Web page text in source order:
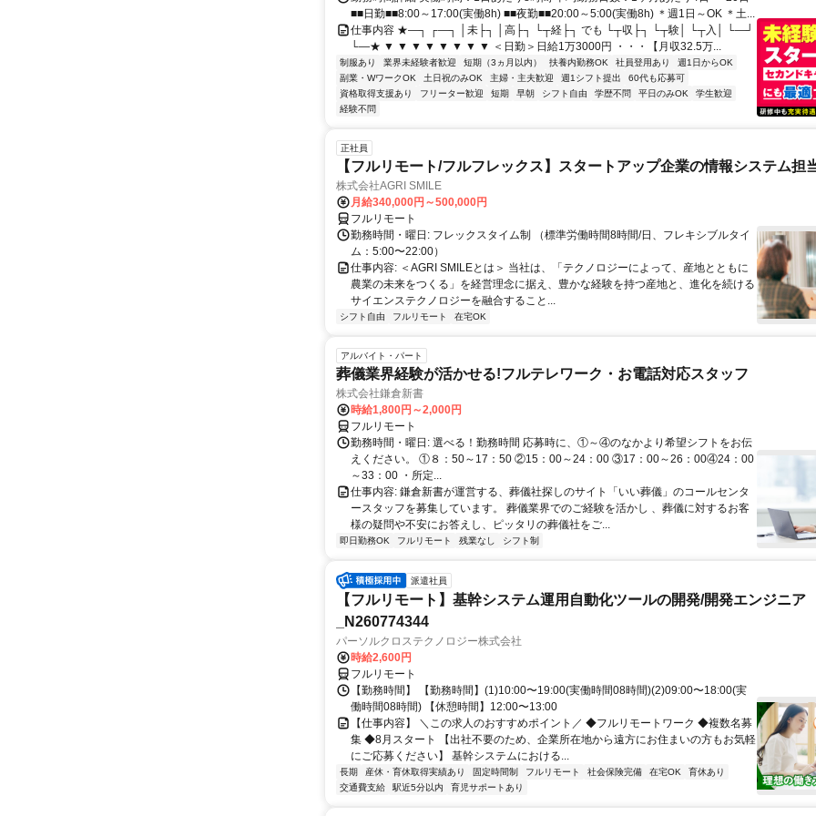
■■日勤■■8:00～17:00(実働8h) ■■夜勤■■20:00～5:00(実働8h) ＊週1日～OK ＊土...
仕事内容 ★―┐ ┌―┐ │未├┐ │高├┐ └┬経├┐ でも └┬収├┐ └┬験│ └┬入│ └―┘
└―★ ▼ ▼ ▼ ▼ ▼ ▼ ▼ ▼ ＜日勤＞日給1万3000円 ・・・【月収32.5万...
制服あり 業界未経験者歓迎 短期（3ヵ月以内） 扶養内勤務OK 社員登用あり
週1日からOK
副業・WワークOK
土日祝のみOK 主婦・主夫歓迎 週1シフト提出
60代も応募可
資格取得支援あり
フリーター歓迎 短期 早朝 シフト自由 学歴不問 平日のみOK
学生歓迎
経験不問
正社員
【フルリモート/フルフレックス】スタートアップ企業の情報システム担
株式会社AGRI SMILE
月給340,000円～500,000円
フルリモート
勤務時間・曜日: フレックスタイム制 （標準労働時間8時間/日、フレキシブルタイ
ム：5:00〜22:00）
仕事内容: ＜AGRI SMILEとは＞ 当社は、「テクノロジーによって、産地とともに
農業の未来をつくる」を経営理念に据え、豊かな経験を持つ産地と、進化を続ける
サイエンステクノロジーを融合すること...
シフト自由 フルリモート 在宅OK
アルバイト・パート
葬儀業界経験が活かせる!フルテレワーク・お電話対応スタッフ
株式会社鎌倉新書
時給1,800円～2,000円
フルリモート
勤務時間・曜日: 選べる！勤務時間 応募時に、①～④のなかより希望シフトをお伝
えください。 ①８：50～17：50 ②15：00～24：00 ③17：00～26：00④24：00
～33：00 ・所定...
仕事内容: 鎌倉新書が運営する、葬儀社探しのサイト「いい葬儀」のコールセンタ
ースタッフを募集しています。 葬儀業界でのご経験を活かし 、葬儀に対するお客
様の疑問や不安にお答えし、ピッタリの葬儀社をご...
即日勤務OK フルリモート 残業なし シフト制
派遣社員
【フルリモート】基幹システム運用自動化ツールの開発/開発エンジニア
_N260774344
パーソルクロステクノロジー株式会社
時給2,600円
フルリモート
【勤務時間】 【勤務時間】(1)10:00〜19:00(実働時間08時間)(2)09:00〜18:00(実
働時間08時間) 【休憩時間】12:00〜13:00
【仕事内容】 ＼この求人のおすすめポイント／ ◆フルリモートワーク ◆複数名募
集 ◆8月スタート 【出社不要のため、企業所在地から遠方にお住まいの方もお気軽
にご応募ください】 基幹システムにおける...
長期 産休・育休取得実績あり 固定時間制 フルリモート 社会保険完備 在宅OK
育休あり
交通費支給
駅近5分以内 育児サポートあり